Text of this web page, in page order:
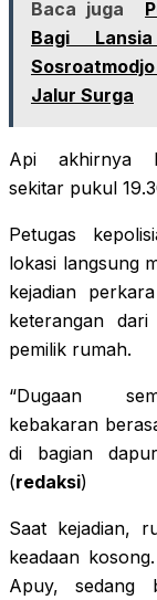
Baca juga
Bagi
Jalur Surga
Api akhirnya
sekitar pukul
Petugas
lokasi langsung
kejadian
keterangan
pemilik rumah.
“Dugaan
kebakaran
di bagian
(redaksi)
Saat kejadian,
keadaan
Apuy, sedang